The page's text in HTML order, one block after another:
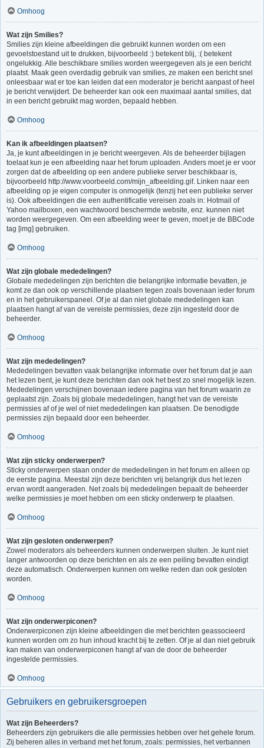
Omhoog
Wat zijn Smilies?
Smilies zijn kleine afbeeldingen die gebruikt kunnen worden om een
gevoelstoestand uit te drukken, bijvoorbeeld :) betekent blij, :( betekent
ongelukkig. Alle beschikbare smilies worden weergegeven als je een bericht
plaatst. Maak geen overdadig gebruik van smilies, ze maken een bericht snel
onleesbaar wat er toe kan leiden dat een moderator je bericht aanpast of heel
je bericht verwijdert. De beheerder kan ook een maximaal aantal smilies, dat
in een bericht gebruikt mag worden, bepaald hebben.
Omhoog
Kan ik afbeeldingen plaatsen?
Ja, je kunt afbeeldingen in je bericht weergeven. Als de beheerder bijlagen
toelaat kun je een afbeelding naar het forum uploaden. Anders moet je er voor
zorgen dat de afbeelding op een andere publieke server beschikbaar is,
bijvoorbeeld http://www.voorbeeld.com/mijn_afbeelding.gif. Linken naar een
afbeelding op je eigen computer is onmogelijk (tenzij het een publieke server
is). Ook afbeeldingen die een authentificatie vereisen zoals in: Hotmail of
Yahoo mailboxen, een wachtwoord beschermde website, enz. kunnen niet
worden weergegeven. Om een afbeelding weer te geven, moet je de BBCode
tag [img] gebruiken.
Omhoog
Wat zijn globale mededelingen?
Globale mededelingen zijn berichten die belangrijke informatie bevatten, je
komt ze dan ook op verschillende plaatsen tegen zoals bovenaan ieder forum
en in het gebruikerspaneel. Of je al dan niet globale mededelingen kan
plaatsen hangt af van de vereiste permissies, deze zijn ingesteld door de
beheerder.
Omhoog
Wat zijn mededelingen?
Mededelingen bevatten vaak belangrijke informatie over het forum dat je aan
het lezen bent, je kunt deze berichten dan ook het best zo snel mogelijk lezen.
Mededelingen verschijnen bovenaan iedere pagina van het forum waarin ze
geplaatst zijn. Zoals bij globale mededelingen, hangt het van de vereiste
permissies af of je wel of niet mededelingen kan plaatsen. De benodigde
permissies zijn bepaald door een beheerder.
Omhoog
Wat zijn sticky onderwerpen?
Sticky onderwerpen staan onder de mededelingen in het forum en alleen op
de eerste pagina. Meestal zijn deze berichten vrij belangrijk dus het lezen
ervan wordt aangeraden. Net zoals bij mededelingen bepaalt de beheerder
welke permissies je moet hebben om een sticky onderwerp te plaatsen.
Omhoog
Wat zijn gesloten onderwerpen?
Zowel moderators als beheerders kunnen onderwerpen sluiten. Je kunt niet
langer antwoorden op deze berichten en als ze een peiling bevatten eindigt
deze automatisch. Onderwerpen kunnen om welke reden dan ook gesloten
worden.
Omhoog
Wat zijn onderwerpiconen?
Onderwerpiconen zijn kleine afbeeldingen die met berichten geassocieerd
kunnen worden om zo hun inhoud kracht bij te zetten. Of je al dan niet gebruik
kan maken van onderwerpiconen hangt af van de door de beheerder
ingestelde permissies.
Omhoog
Gebruikers en gebruikersgroepen
Wat zijn Beheerders?
Beheerders zijn gebruikers die alle permissies hebben over het gehele forum.
Zij beheren alles in verband met het forum, zoals: permissies, het verbannen